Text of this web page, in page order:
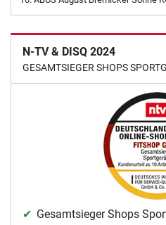
N-TV & DISQ 2024
GESAMTSIEGER SHOPS
Gesamtsieger Shops